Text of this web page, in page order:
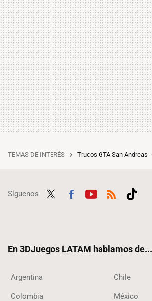
TEMAS DE INTERÉS Trucos GTA San Andreas
Síguenos
En 3DJuegos LATAM hablamos de...
Argentina Chile
Colombia México